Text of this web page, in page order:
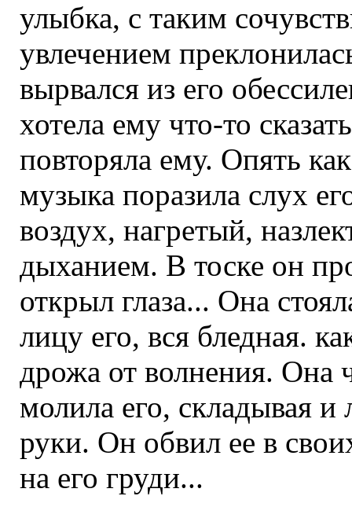
улыбка, с таким
увлечением
вырвался из его
хотела ему что-то
повторяла ему. Опять
музыка поразила слух
воздух, нагретый,
дыханием. В тоске он
открыл глаза... Она
лицу его, вся бледная.
дрожа от волнения. Она
молила его, складывая
руки. Он обвил ее в
на его груди...